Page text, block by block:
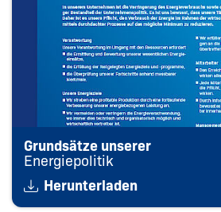
Grundsätze unserer
Energiepolitik
Herunterladen